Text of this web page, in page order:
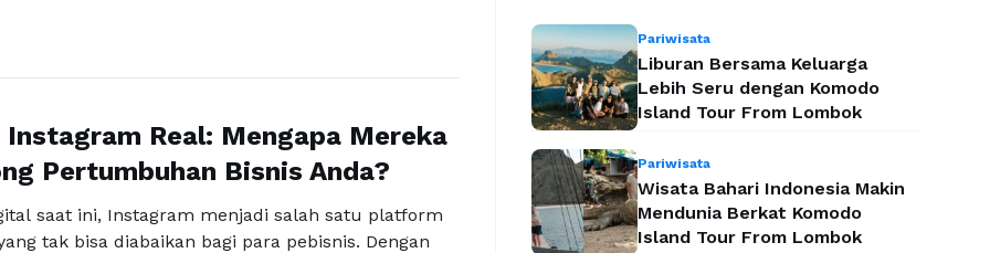
Real: Mengapa Mereka
Pertumbuhan Bisnis Anda?
saat ini, Instagram menjadi salah satu platform
tak bisa diabaikan bagi para pebisnis. Dengan
Pariwisata
Liburan Bersama Keluarga
Lebih Seru dengan Komodo
Island Tour From Lombok
Pariwisata
Wisata Bahari Indonesia Makin
Mendunia Berkat Komodo
Island Tour From Lombok